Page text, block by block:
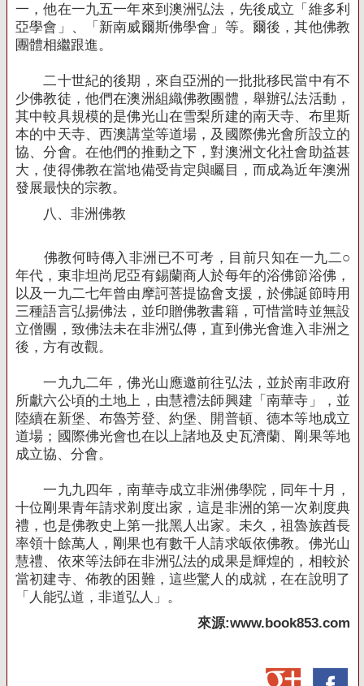
一，他在一九五一年來到澳洲弘法，先後成立「維多利
亞學會」、「新南威爾斯佛學會」等。爾後，其他佛教
團體相繼跟進。
二十世紀的後期，來自亞洲的一批批移民當中有不
少佛教徒，他們在澳洲組織佛教團體，舉辦弘法活動，
其中較具規模的是佛光山在雪梨所建的南天寺、布里斯
本的中天寺、西澳講堂等道場，及國際佛光會所設立的
協、分會。在他們的推動之下，對澳洲文化社會助益甚
大，使得佛教在當地備受肯定與矚目，而成為近年澳洲
發展最快的宗教。
八、非洲佛教
佛教何時傳入非洲已不可考，目前只知在一九二○
年代，東非坦尚尼亞有錫蘭商人於每年的浴佛節浴佛，
以及一九二七年曾由摩訶菩提協會支援，於佛誕節時用
三種語言弘揚佛法，並印贈佛教書籍，可惜當時並無設
立僧團，致佛法未在非洲弘傳，直到佛光會進入非洲之
後，方有改觀。
一九九二年，佛光山應邀前往弘法，並於南非政府
所獻六公頃的土地上，由慧禮法師興建「南華寺」，並
陸續在新堡、布魯芳登、約堡、開普頓、德本等地成立
道場；國際佛光會也在以上諸地及史瓦濟蘭、剛果等地
成立協、分會。
一九九四年，南華寺成立非洲佛學院，同年十月，
十位剛果青年請求剃度出家，這是非洲的第一次剃度典
禮，也是佛教史上第一批黑人出家。未久，祖魯族酋長
率領十餘萬人，剛果也有數千人請求皈依佛教。佛光山
慧禮、依來等法師在非洲弘法的成果是輝煌的，相較於
當初建寺、佈教的困難，這些驚人的成就，在在說明了
「人能弘道，非道弘人」。
來源:www.book853.com